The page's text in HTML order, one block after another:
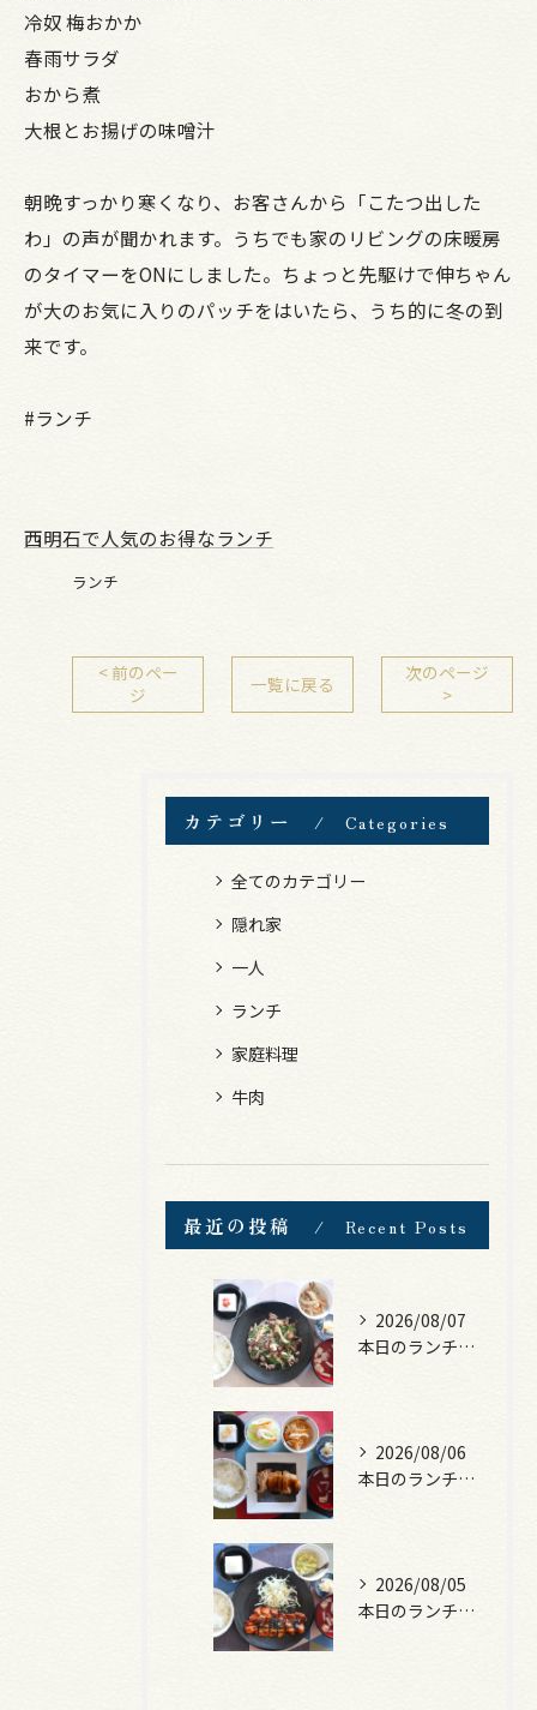
冷奴 梅おかか
春雨サラダ
おから煮
大根とお揚げの味噌汁
朝晩すっかり寒くなり、お客さんから「こたつ出した
わ」の声が聞かれます。うちでも家のリビングの床暖房
のタイマーをONにしました。ちょっと先駆けで伸ちゃん
が大のお気に入りのパッチをはいたら、うち的に冬の到
来です。
#ランチ
西明石で人気のお得なランチ
ランチ
< 前のペー
ジ
一覧に戻る
次のページ
>
カテゴリー Categories
全てのカテゴリー
隠れ家
一人
ランチ
家庭料理
牛肉
最近の投稿 Recent Posts
2026/08/07
本日のランチは、黒毛和牛のチャプチェ！
2026/08/06
本日のランチは、照焼きチキン！
2026/08/05
本日のランチは、ロース豚カツ梅はさみ！